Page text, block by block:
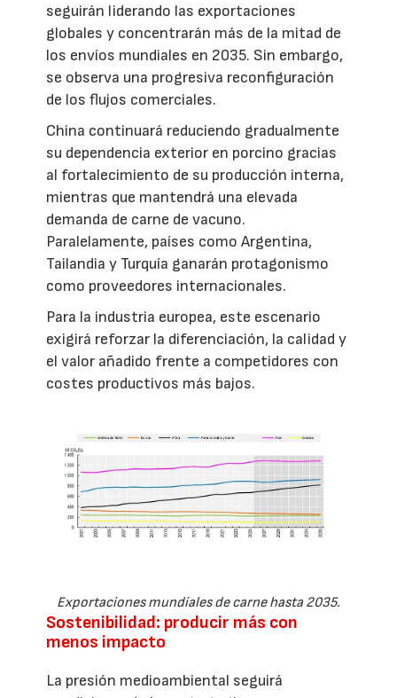
seguirán liderando las exportaciones
globales y concentrarán más de la mitad de
los envíos mundiales en 2035. Sin embargo,
se observa una progresiva reconfiguración
de los flujos comerciales.
China continuará reduciendo gradualmente
su dependencia exterior en porcino gracias
al fortalecimiento de su producción interna,
mientras que mantendrá una elevada
demanda de carne de vacuno.
Paralelamente, países como Argentina,
Tailandia y Turquía ganarán protagonismo
como proveedores internacionales.
Para la industria europea, este escenario
exigirá reforzar la diferenciación, la calidad y
el valor añadido frente a competidores con
costes productivos más bajos.
Exportaciones mundiales de carne hasta 2035.
Sostenibilidad: producir más con
menos impacto
La presión medioambiental seguirá